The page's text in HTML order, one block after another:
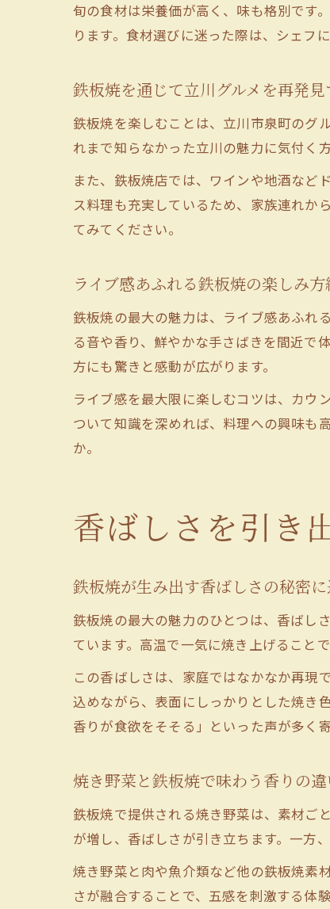
旬の食材は栄養価が高く、味も格別です
ります。食材選びに迷った際は、シェフ
鉄板焼を通じて立川グルメを再発見
鉄板焼を楽しむことは、立川市泉町のグ
れまで知らなかった立川の魅力に気付く
また、鉄板焼店では、ワインや地酒など
ス料理も充実しているため、家族連れか
てみてください。
ライブ感あふれる鉄板焼の楽しみ方
鉄板焼の最大の魅力は、ライブ感あふれ
る音や香り、鮮やかな手さばきを間近で
方にも驚きと感動が広がります。
ライブ感を最大限に楽しむコツは、カウ
ついて知識を深めれば、料理への興味も
か。
香ばしさを引き
鉄板焼が生み出す香ばしさの秘密に
鉄板焼の最大の魅力のひとつは、香ばし
ています。高温で一気に焼き上げること
この香ばしさは、家庭ではなかなか再現
込めながら、表面にしっかりとした焼き
香りが食欲をそそる」といった声が多く
焼き野菜と鉄板焼で味わう香りの違
鉄板焼で提供される焼き野菜は、素材ご
が増し、香ばしさが引き立ちます。一方
焼き野菜と肉や魚介類など他の鉄板焼素
さが融合することで、五感を刺激する体